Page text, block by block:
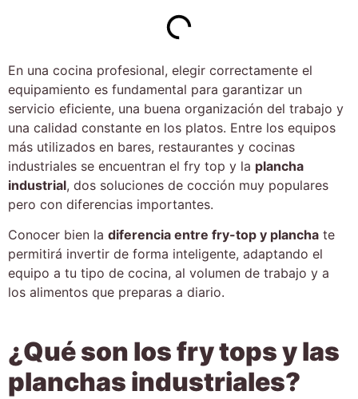
En una cocina profesional, elegir correctamente el
equipamiento es fundamental para garantizar un
servicio eficiente, una buena organización del trabajo y
una calidad constante en los platos. Entre los equipos
más utilizados en bares, restaurantes y cocinas
industriales se encuentran el fry top y la plancha
industrial, dos soluciones de cocción muy populares
pero con diferencias importantes.
Conocer bien la diferencia entre fry-top y plancha te
permitirá invertir de forma inteligente, adaptando el
equipo a tu tipo de cocina, al volumen de trabajo y a
los alimentos que preparas a diario.
¿Qué son los fry tops y las
planchas industriales?